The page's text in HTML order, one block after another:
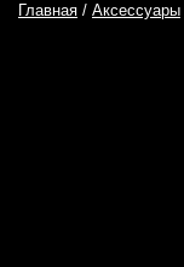
Главная / Аксессуары